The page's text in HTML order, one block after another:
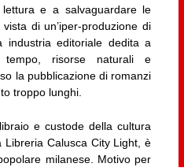
e a salvaguardare le
di un’iper-produzione di
industria editoriale dedita a
tempo, risorse naturali e
la pubblicazione di romanzi
troppo lunghi.
e custode della cultura
Libreria Calusca City Light, è
milanese. Motivo per